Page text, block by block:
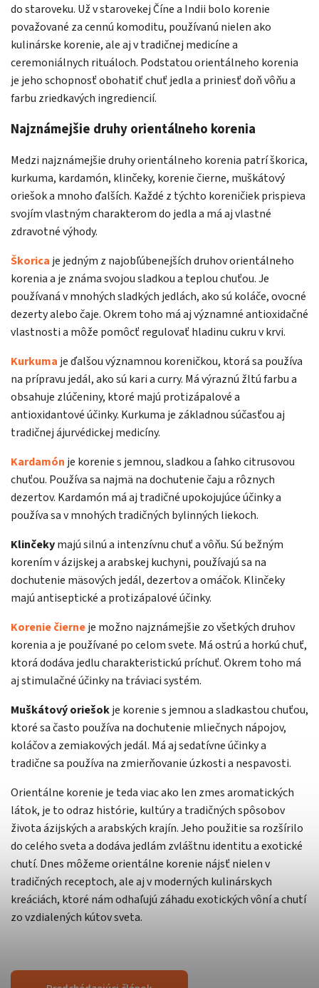
do staroveku. Už v starovekej Číne a Indii bolo korenie
považované za cennú komoditu, používanú nielen ako
kulinárske korenie, ale aj v tradičnej medicíne a
ceremoniálnych rituáloch. Podstatou orientálneho korenia
je jeho schopnosť obohatiť chuť jedla a priniesť doň vôňu a
farbu zriedkavých ingrediencií.
Najznámejšie druhy orientálneho korenia
Medzi najznámejšie druhy orientálneho korenia patrí škorica,
kurkuma, kardamón, klinčeky, korenie čierne, muškátový
oriešok a mnoho ďalších. Každé z týchto koreničiek prispieva
svojím vlastným charakterom do jedla a má aj vlastné
zdravotné výhody.
Škorica je jedným z najobľúbenejších druhov orientálneho
korenia a je známa svojou sladkou a teplou chuťou. Je
používaná v mnohých sladkých jedlách, ako sú koláče, ovocné
dezerty alebo čaje. Okrem toho má aj významné antioxidačné
vlastnosti a môže pomôcť regulovať hladinu cukru v krvi.
Kurkuma je ďalšou významnou koreničkou, ktorá sa používa
na prípravu jedál, ako sú kari a curry. Má výraznú žltú farbu a
obsahuje zlúčeniny, ktoré majú protizápalové a
antioxidantové účinky. Kurkuma je základnou súčasťou aj
tradičnej ájurvédickej medicíny.
Kardamón je korenie s jemnou, sladkou a ľahko citrusovou
chuťou. Používa sa najmä na dochutenie čaju a rôznych
dezertov. Kardamón má aj tradičné upokojujúce účinky a
používa sa v mnohých tradičných bylinných liekoch.
Klinčekymajú silnú a intenzívnu chuť a vôňu. Sú bežným
korením v ázijskej a arabskej kuchyni, používajú sa na
dochutenie mäsových jedál, dezertov a omáčok. Klinčeky
majú antiseptické a protizápalové účinky.
Korenie čierneje možno najznámejšie zo všetkých druhov
korenia a je používané po celom svete. Má ostrú a horkú chuť,
ktorá dodáva jedlu charakteristickú príchuť. Okrem toho má
aj stimulačné účinky na tráviaci systém.
Muškátový oriešokje korenie s jemnou a sladkastou chuťou,
ktoré sa často používa na dochutenie mliečnych nápojov,
koláčov a zemiakových jedál. Má aj sedatívne účinky a
tradične sa používa na zmierňovanie úzkosti a nespavosti.
Orientálne korenie je teda viac ako len zmes aromatických
látok, je to odraz histórie, kultúry a tradičných spôsobov
života ázijských a arabských krajín. Jeho použitie sa rozšírilo
do celého sveta a dodáva jedlám zvláštnu identitu a exotické
chutí. Dnes môžeme orientálne korenie nájsť nielen v
tradičných receptoch, ale aj v moderných kulinárskych
kreáciách, ktoré nám odhaľujú záhadu exotických vôní a chutí
zo vzdialených kútov sveta.